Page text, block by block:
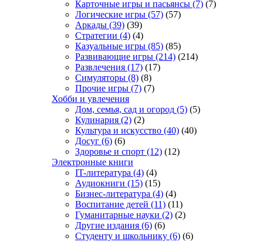
Карточные игры и пасьянсы (7) (7)
Логические игры (57) (57)
Аркады (39) (39)
Стратегии (4) (4)
Казуальные игры (85) (85)
Развивающие игры (214) (214)
Развлечения (17) (17)
Симуляторы (8) (8)
Прочие игры (7) (7)
Хобби и увлечения
Дом, семья, сад и огород (5) (5)
Кулинария (2) (2)
Культура и искусство (40) (40)
Досуг (6) (6)
Здоровье и спорт (12) (12)
Электронные книги
IT-литература (4) (4)
Аудиокниги (15) (15)
Бизнес-литература (4) (4)
Воспитание детей (11) (11)
Гуманитарные науки (2) (2)
Другие издания (6) (6)
Студенту и школьнику (6) (6)